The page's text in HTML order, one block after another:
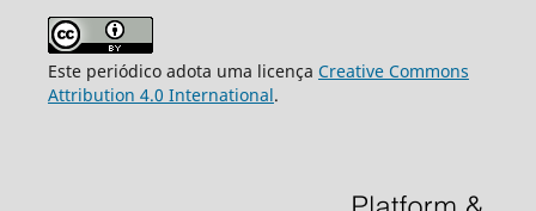
Este periódico adota uma licença Creative Commons
Attribution 4.0 International.